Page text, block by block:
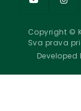
Copyright ©
Sva prava
Developed